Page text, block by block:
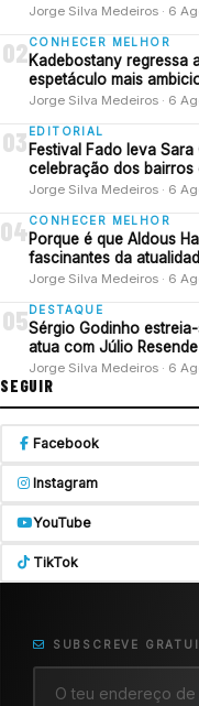
Jorge Silva Medeiros · 6
02 CONHECER MELHOR
Kadebostany regressa
espetáculo mais
Jorge Silva Medeiros · 6
03 EDITORIAL
Festival Fado leva
celebração dos bairros
Jorge Silva Medeiros · 6
04CONHECER MELHOR
Porque é que Aldous
fascinantes da
Jorge Silva Medeiros · 6
05 DESTAQUE
Sérgio Godinho
atua com Júlio
Jorge Silva Medeiros · 6
SEGUIR
Facebook
Instagram
YouTube
TikTok
SUBSCREVE